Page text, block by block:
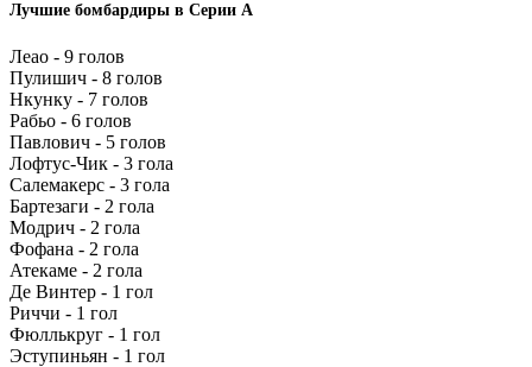
Лучшие бомбардиры в Серии А
Леао - 9 голов
Пулишич - 8 голов
Нкунку - 7 голов
Рабьо - 6 голов
Павлович - 5 голов
Лофтус-Чик - 3 гола
Салемакерс - 3 гола
Бартезаги - 2 гола
Модрич - 2 гола
Фофана - 2 гола
Атекаме - 2 гола
Де Винтер - 1 гол
Риччи - 1 гол
Фюллькруг - 1 гол
Эступиньян - 1 гол